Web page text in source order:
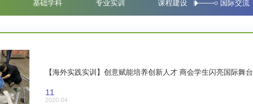
基础学科 专业实训 课程建设 国际交流
【海外实践实训】创意赋能培养创新人才 商会学生闪亮国际舞台
11
2020-04